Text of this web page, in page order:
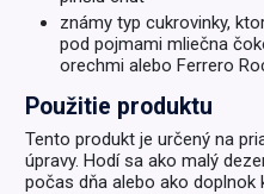
známy typ cukrovinky,
pod pojmami mliečna
orechmi alebo Ferrero
Použitie produktu
Tento produkt je určený na
úpravy. Hodí sa ako malý
počas dňa alebo ako doplnok